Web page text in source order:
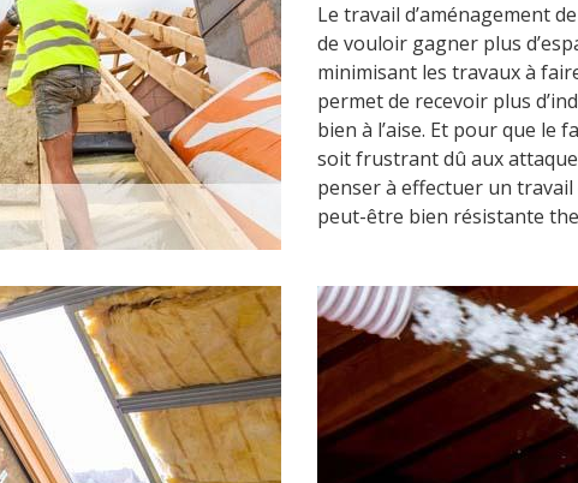
Le travail d’aménagement
de vouloir gagner plus
minimisant les travaux à
permet de recevoir plus
bien à l’aise. Et pour que le
soit frustrant dû aux
penser à effectuer un travail
peut-être bien résistante